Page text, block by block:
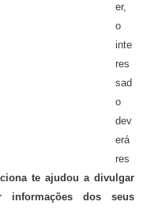
er,
o
inte
res
sad
o
dev
erá
res
te ajudou a divulgar
informações dos seus